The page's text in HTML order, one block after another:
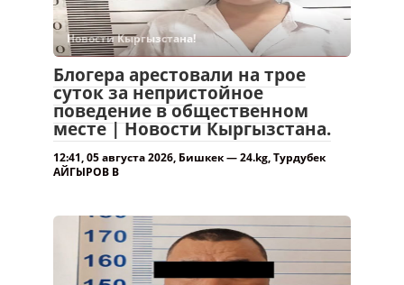
Новости Кыргызстана!
Блогера арестовали на трое
суток за непристойное
поведение в общественном
месте | Новости Кыргызстана.
12:41, 05 августа 2026, Бишкек — 24.kg, Турдубек
АЙГЫРОВ В